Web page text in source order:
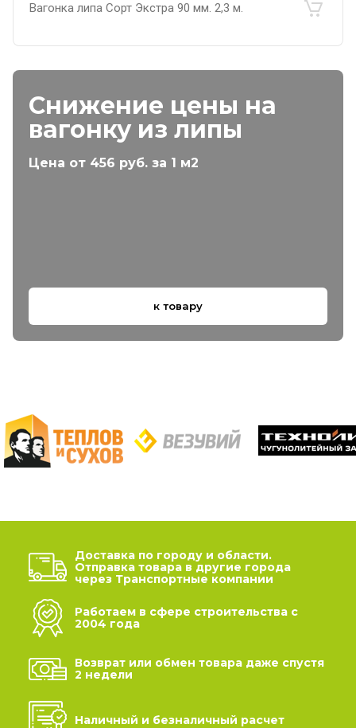
Вагонка липа Сорт Экстра 90 мм. 2,3 м.
Снижение цены на
вагонку из липы
Цена от 456 руб. за 1 м2
к товару
Доставка по городу и области.
Отправка товара в другие города
через Транспортные компании
Работаем в сфере строительства с
2004 года
Возврат или обмен товара даже спустя
2 недели
Наличный и безналичный расчет